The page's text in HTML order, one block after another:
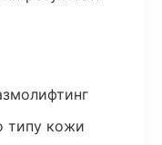
типу кожи